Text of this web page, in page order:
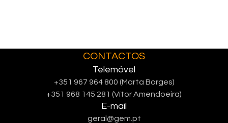
CONTACTOS
Telemóvel
+351 967 964 800 (Marta Borges)
+351 968 145 281 (Vítor Amendoeira)
E-mail
geral@gem.pt